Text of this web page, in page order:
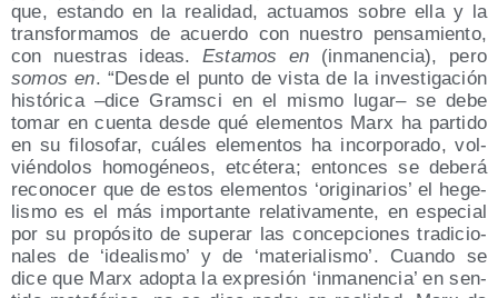
que, estan­do en la reali­dad, actua­mos sobre ella y la
trans­for­ma­mos de acuer­do con nues­tro pen­sa­mien­to,
con nues­tras ideas.Esta­mos en (inma­nen­cia), pero
somos en. “Des­de el pun­to de vis­ta de la inves­ti­ga­ción
his­tó­ri­ca –dice Grams­ci en el mis­mo lugar– se debe
tomar en cuen­ta des­de qué ele­men­tos Marx ha par­ti­do
en su filo­so­far, cuá­les ele­men­tos ha incor­po­ra­do, vol­
vién­do­los homo­gé­neos, etcé­te­ra; enton­ces se debe­rá
reco­no­cer que de estos ele­men­tos ‘ori­gi­na­rios’ el hege­
lis­mo es el más impor­tan­te rela­ti­va­men­te, en espe­cial
por su pro­pó­si­to de supe­rar las con­cep­cio­nes tra­di­cio­
na­les de ‘idea­lis­mo’ y de ‘mate­ria­lis­mo’. Cuan­do se
dice que Marx adop­ta la expre­sión ‘inma­nen­cia’ en sen­